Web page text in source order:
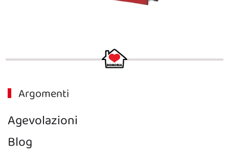
Argomenti
Agevolazioni
Blog